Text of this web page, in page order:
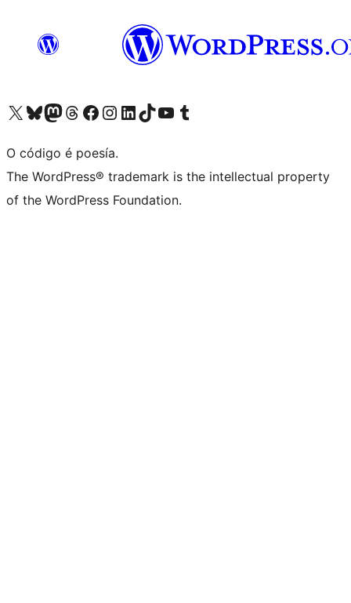
Visita la cuenta de X (anteriormente Twitter)
Visita a nosa conta de Bluesky
Visita a nosa conta de Mastodon
Visita a nosa conta de Threads
Visita a nosa páxina de Facebook
Visita a nosa conta de Instagram
Visita a nosa conta de LinkedIn
Visita a nosa conta de TikTok
Visita a nosa canle de YouTube
Visita a nosa conta de Tumblr
O código é poesía.
The WordPress® trademark is the intellectual property
of the WordPress Foundation.